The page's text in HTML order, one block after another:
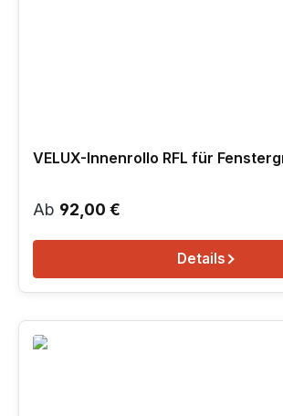
VELUX-Innenrollo RFL für
Regulärer Preis:
Ab 92,00 €
Details